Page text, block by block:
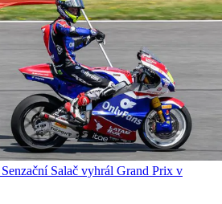
Salač vyhrál Grand Prix v